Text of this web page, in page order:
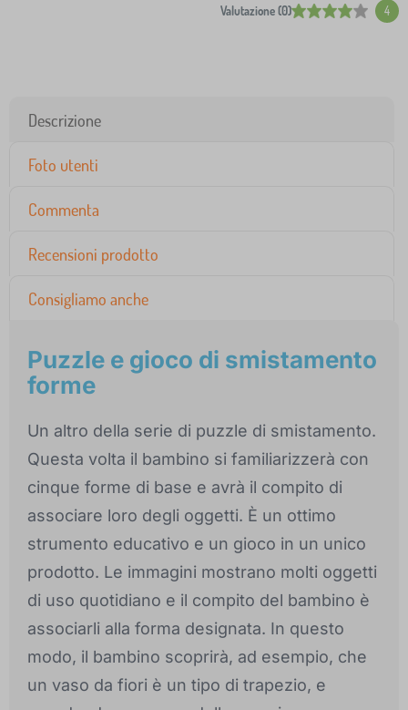
Valutazione (0) 4
Descrizione
Foto utenti
Commenta
Recensioni prodotto
Consigliamo anche
Puzzle e gioco di smistamento
forme
Un altro della serie di puzzle di smistamento.
Questa volta il bambino si familiarizzerà con
cinque forme di base e avrà il compito di
associare loro degli oggetti. È un ottimo
strumento educativo e un gioco in un unico
prodotto. Le immagini mostrano molti oggetti
di uso quotidiano e il compito del bambino è
associarli alla forma designata. In questo
modo, il bambino scoprirà, ad esempio, che
un vaso da fiori è un tipo di trapezio, e